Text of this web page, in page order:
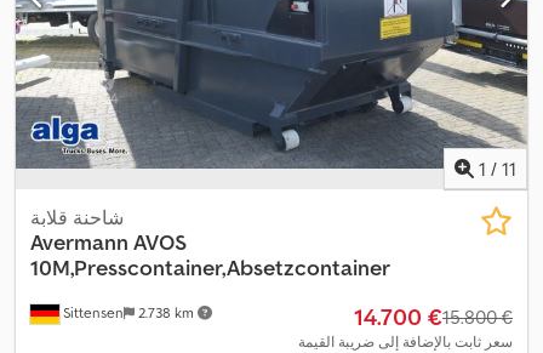
1 / 11
Sittensen 2.738 km
شاحنة قلابة
Avermann AVOS
10M,Presscontainer,Absetzcontainer
‏14.700 € ‏15.800 €
سعر ثابت بالإضافة إلى ضريبة القيمة